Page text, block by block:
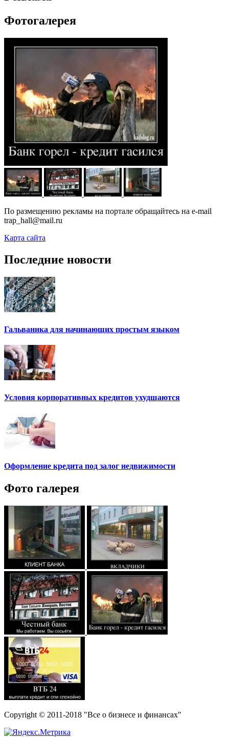
Фотогалерея
По размещению рекламы на портале обращайтесь на e-mail
trap_hall@mail.ru
Карта сайта
Последние новости
Гальваника для начинающих простым языком
Условия корпоративных кредитов ухудшаются
Оформление кредита под залог недвижимости
Фото галерея
Copyright © 2011-2018 "Все о бизнесе и финансах"